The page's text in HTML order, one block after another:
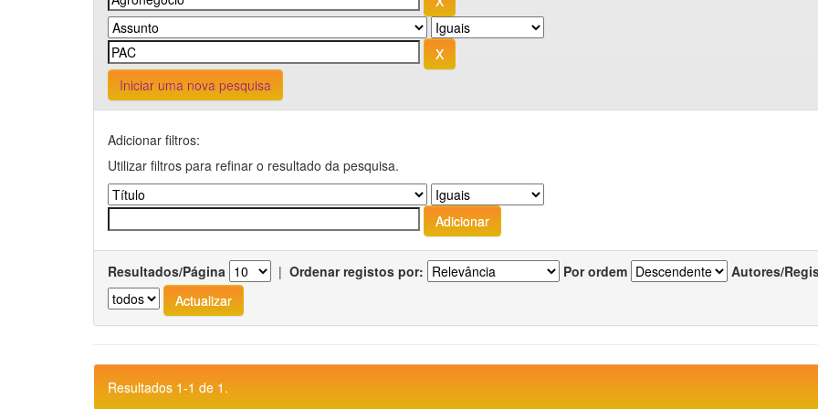
Iniciar uma nova pesquisa
Adicionar filtros:
Utilizar filtros para refinar o resultado da pesquisa.
Resultados/Página | Ordenar registos por: Por ordem Autores/
Resultados 1-1 de 1.